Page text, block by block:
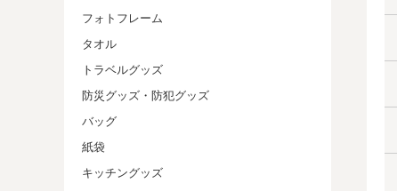
フォトフレーム
タオル
トラベルグッズ
防災グッズ・防犯グッズ
バッグ
紙袋
キッチングッズ